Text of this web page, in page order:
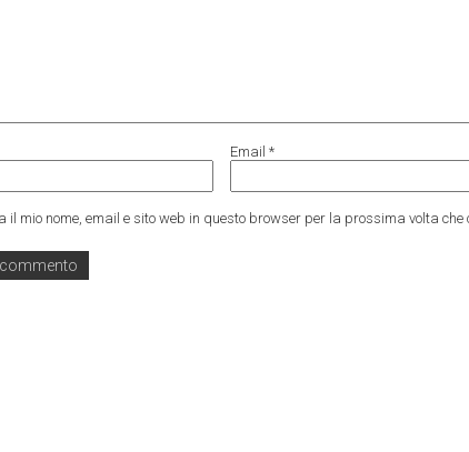
Email *
il mio nome, email e sito web in questo browser per la prossima volta che